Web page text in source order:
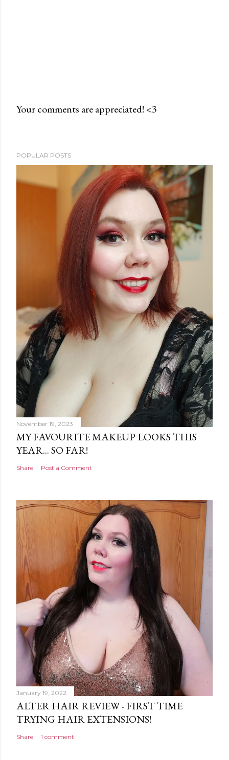
t
a
Your comments are appreciated! <3
POPULAR POSTS
November 19, 2023
MY FAVOURITE MAKEUP LOOKS THIS
YEAR... SO FAR!
Share Post a Comment
January 19, 2022
ALTER HAIR REVIEW - FIRST TIME
TRYING HAIR EXTENSIONS!
Share 1 comment